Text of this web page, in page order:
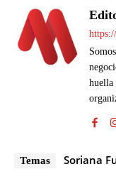
huella
Temas Soriana